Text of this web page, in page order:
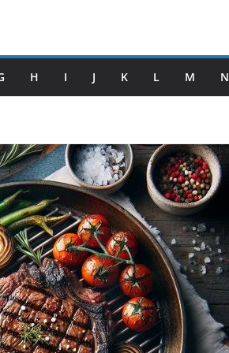
H I J K L M N